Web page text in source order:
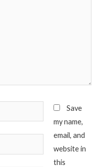
Save
my name,
email, and
website in
this